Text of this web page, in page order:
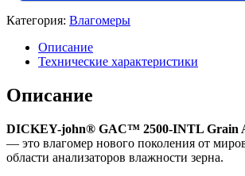
Категория: Влагомеры
Описание
Технические характеристики
Описание
DICKEY-john® GAC™ 2500-INTL Grain
— это влагомер нового поколения от
области анализаторов влажности зерна.